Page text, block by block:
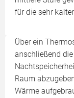
für die sehr
Über ein
anschließend
Raum
Wärme